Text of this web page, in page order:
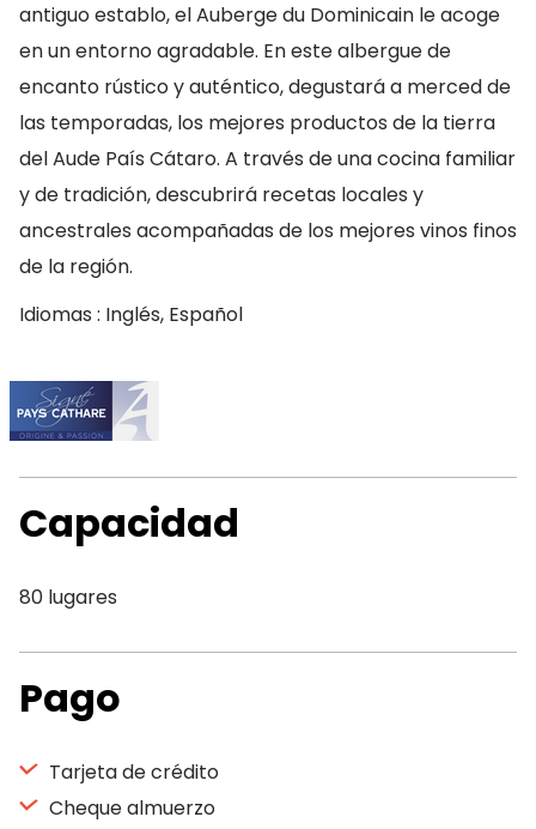
antiguo establo, el Auberge du Dominicain le acoge
en un entorno agradable. En este albergue de
encanto rústico y auténtico, degustará a merced de
las temporadas, los mejores productos de la tierra
del Aude País Cátaro. A través de una cocina familiar
y de tradición, descubrirá recetas locales y
ancestrales acompañadas de los mejores vinos finos
de la región.
Idiomas : Inglés, Español
Capacidad
80 lugares
Pago
Tarjeta de crédito
Cheque almuerzo